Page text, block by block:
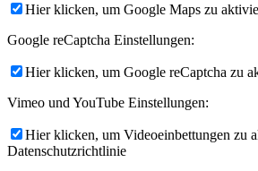
Hier klicken, um Google Maps zu
Google reCaptcha Einstellungen:
Hier klicken, um Google reCaptcha zu
Vimeo und YouTube Einstellungen:
Hier klicken, um Videoeinbettungen zu
Datenschutzrichtlinie